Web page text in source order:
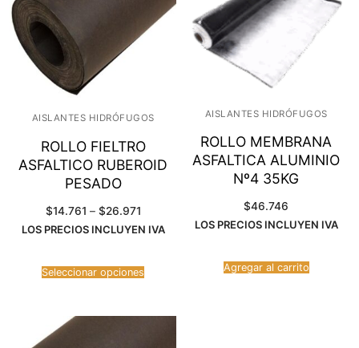
AISLANTES HIDRÓFUGOS
ROLLO FIELTRO
ASFALTICO RUBEROID
PESADO
$14.761 – $26.971Rango
precios:
$26.971
LOS PRECIOS INCLUYEN IVA
Seleccionar opciones
AISLANTES HIDRÓFUGOS
ROLLO MEMBRANA
ASFALTICA ALUMINIO
Nº4 35KG
$46.746
LOS PRECIOS INCLUYEN IVA
Agregar al carrito